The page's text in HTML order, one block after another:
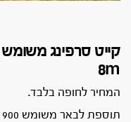
8m
המחיר לחופה בלבד.
תוספת לבאר משומש 900 ש״ח.